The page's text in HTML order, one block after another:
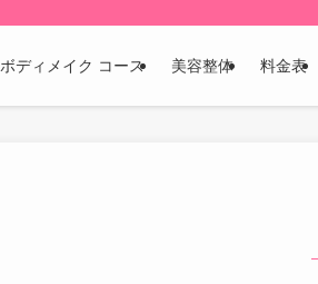
ボディメイク コース 美容整体 料金表